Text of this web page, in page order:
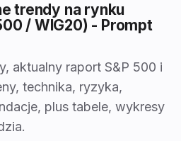
trendy na rynku
/ WIG20) - Prompt
aktualny raport S&P 500 i
technika, ryzyka,
plus tabele, wykresy